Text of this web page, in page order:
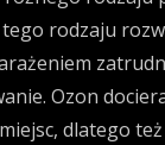
rodzaju
Ozon
dlatego